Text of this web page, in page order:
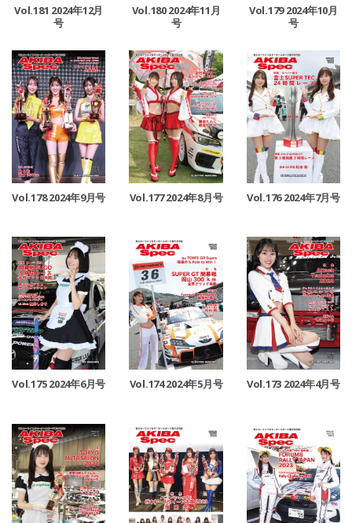
Vol.181 2024年12月
号
Vol.180 2024年11月
号
Vol.179 2024年10月
号
Vol.178 2024年9月号 Vol.177 2024年8月号 Vol.176 2024年7月号
Vol.175 2024年6月号 Vol.174 2024年5月号 Vol.173 2024年4月号